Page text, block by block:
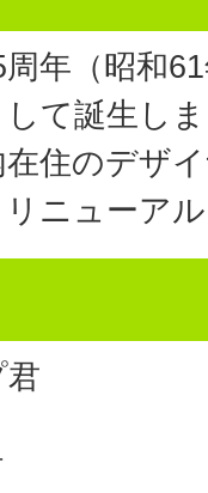
年（昭和
て誕生し
在住のデザ
ニューア
君